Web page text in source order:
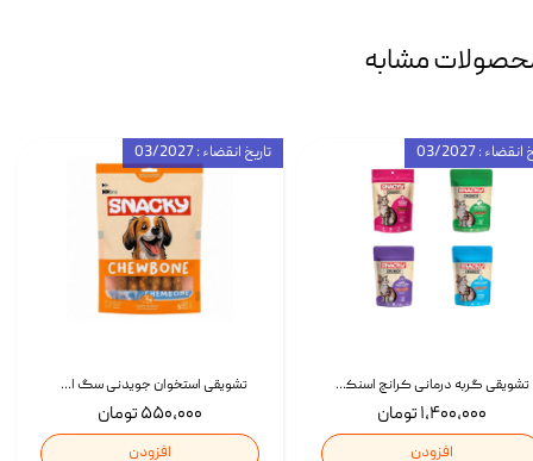
مشابه
تشویقی استخوان جویدنی سگ اسنکی کرانچی با طعم مرغ Snacky Crunchy Munchy وزن 100 گرم
۵۵۰,۰۰۰ تومان
افزودن
تاریخ انقضاء : 03/2027
تشویقی گربه درمانی کرانچ اسنکی با طعم میکس Snacky Crunch Cat Treats وزن 60 گرم بسته 4 عددی
۱,۴۰۰,۰۰۰ تومان
افزودن
: 03/2027